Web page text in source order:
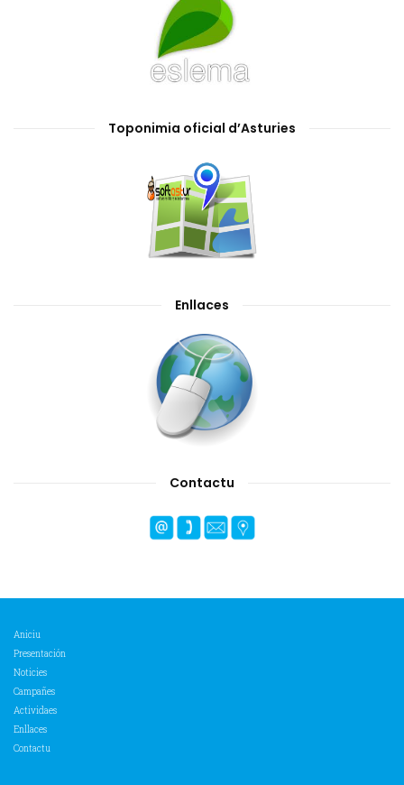
Toponimia oficial d’Asturies
Enllaces
Contactu
Aniciu
Presentación
Noticies
Campañes
Actividaes
Enllaces
Contactu